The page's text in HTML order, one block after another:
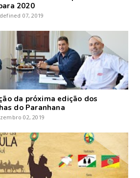
2020
07, 2019
da próxima edição dos
do Paranhana
02, 2019